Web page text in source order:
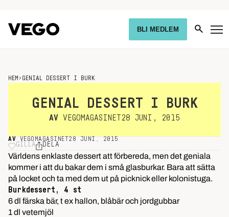
BLI MEDLEM
HEM › GENIAL DESSERT I BURK
GENIAL DESSERT I BURK
AV VEGOMAGASINET 28 JUNI, 2015
AV VEGOMAGASINET28 JUNI, 2015
GILLA DELA
Världens enklaste dessert att förbereda, men det geniala
kommer i att du bakar dem i små glasburkar. Bara att sätta
på locket och ta med dem ut på picknick eller kolonistuga.
Burkdessert, 4 st
6 dl färska bär, t ex hallon, blåbär och jordgubbar
1 dl vetemjöl